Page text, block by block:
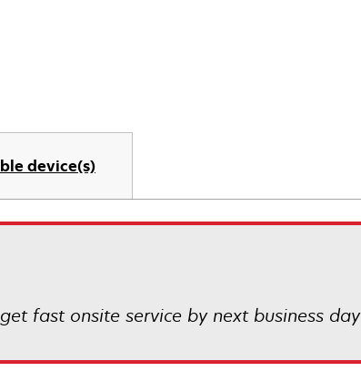
device(s)
fast onsite service by next business day